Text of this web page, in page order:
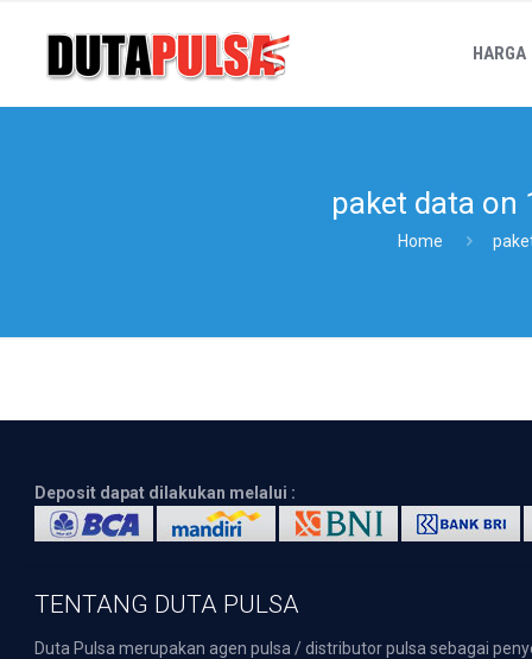
HARGA
paket data on
Home
Deposit dapat dilakukan melalui :
TENTANG DUTA PULSA
Duta Pulsa merupakan agen pulsa / distributor pulsa sebagai